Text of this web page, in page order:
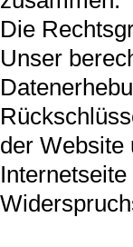
Die
Unser
der Website